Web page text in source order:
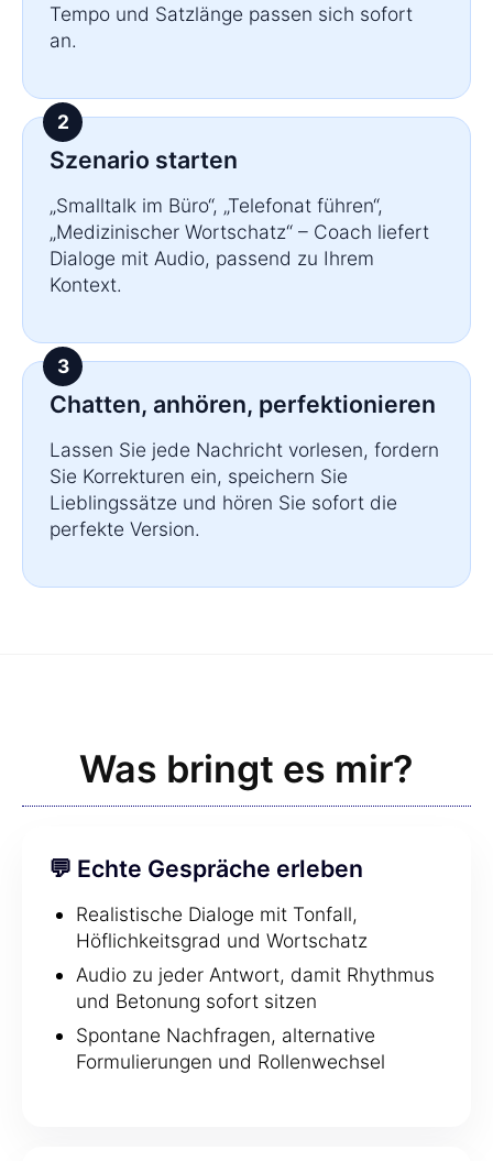
Tempo und Satzlänge passen sich sofort
an.
Szenario starten
„Smalltalk im Büro“, „Telefonat führen“,
„Medizinischer Wortschatz“ – Coach liefert
Dialoge mit Audio, passend zu Ihrem
Kontext.
Chatten, anhören, perfektionieren
Lassen Sie jede Nachricht vorlesen, fordern
Sie Korrekturen ein, speichern Sie
Lieblingssätze und hören Sie sofort die
perfekte Version.
Was bringt es mir?
💬 Echte Gespräche erleben
Realistische Dialoge mit Tonfall,
Höflichkeitsgrad und Wortschatz
Audio zu jeder Antwort, damit Rhythmus
und Betonung sofort sitzen
Spontane Nachfragen, alternative
Formulierungen und Rollenwechsel